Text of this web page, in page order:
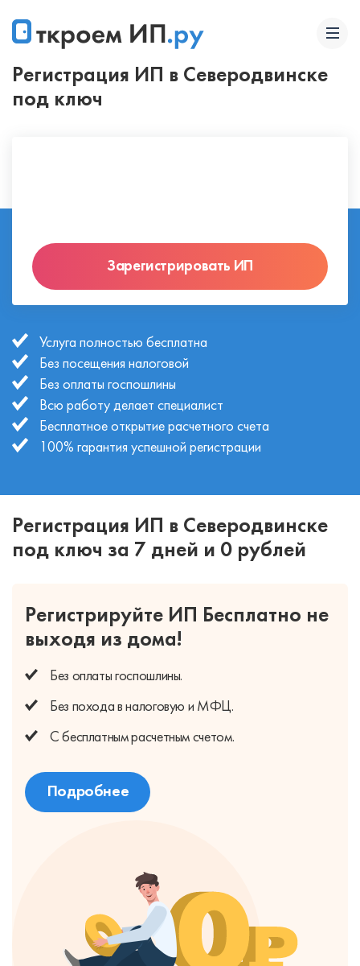
Регистрация ИП в Северодвинске
под ключ
Зарегистрировать ИП
Услуга полностью бесплатна
Без посещения налоговой
Без оплаты госпошлины
Всю работу делает специалист
Бесплатное открытие расчетного счета
100% гарантия успешной регистрации
Регистрация ИП в Северодвинске
под ключ за 7 дней и 0 рублей
Регистрируйте ИП Бесплатно не
выходя из дома!
Без оплатыгоспошлины.
Без походав налоговую и МФЦ.
С бесплатнымрасчетным счетом.
Подробнее